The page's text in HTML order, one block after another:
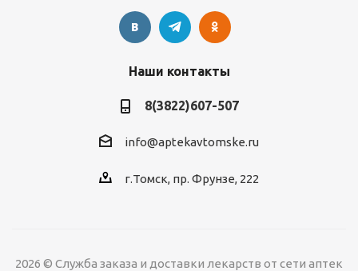
Наши контакты
8(3822)607-507
info@aptekavtomske.ru
г.Томск, пр. Фрунзе, 222
2026 © Служба заказа и доставки лекарств от сети аптек